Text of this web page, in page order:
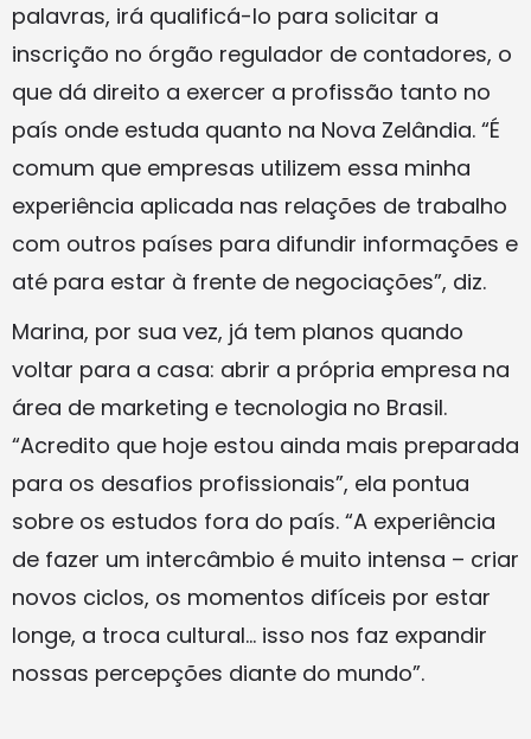
palavras, irá qualificá-lo para solicitar a
inscrição no órgão regulador de contadores, o
que dá direito a exercer a profissão tanto no
país onde estuda quanto na Nova Zelândia. “É
comum que empresas utilizem essa minha
experiência aplicada nas relações de trabalho
com outros países para difundir informações e
até para estar à frente de negociações”, diz.
Marina, por sua vez, já tem planos quando
voltar para a casa: abrir a própria empresa na
área de marketing e tecnologia no Brasil.
“Acredito que hoje estou ainda mais preparada
para os desafios profissionais”, ela pontua
sobre os estudos fora do país. “A experiência
de fazer um intercâmbio é muito intensa – criar
novos ciclos, os momentos difíceis por estar
longe, a troca cultural… isso nos faz expandir
nossas percepções diante do mundo”.